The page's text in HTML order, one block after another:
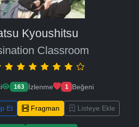
Kyoushitsu
Classroom
163 İzlenme 1 Beğeni
Et Fragman Listeye Ekle